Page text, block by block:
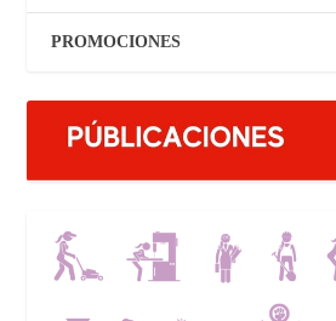
PROMOCIONES